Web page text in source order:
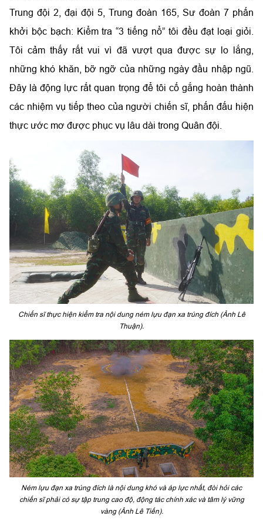
Trung đội 2, đại đội 5, Trung đoàn 165, Sư đoàn 7 phấn
khởi bộc bạch: Kiểm tra “3 tiếng nổ” tôi đều đạt loại giỏi.
Tôi cảm thấy rất vui vì đã vượt qua được sự lo lắng,
những khó khăn, bỡ ngỡ của những ngày đầu nhập ngũ
Đây là động lực rất quan trọng để tôi cố gắng hoàn thành
các nhiệm vụ tiếp theo của người chiến sĩ, phấn đấu hiện
thực ước mơ được phục vụ lâu dài trong Quân đội.
Chiến sĩ thực hiện kiểm tra nội dung ném lựu đạn xa trúng đích (Ảnh Lê
Thuận).
Ném lựu đạn xa trúng đích là nội dung khó và áp lực nhất, đòi hỏi các
chiến sĩ phải có sự tập trung cao độ, động tác chính xác và tâm lý vững
vàng (Ảnh Lê Tiến).